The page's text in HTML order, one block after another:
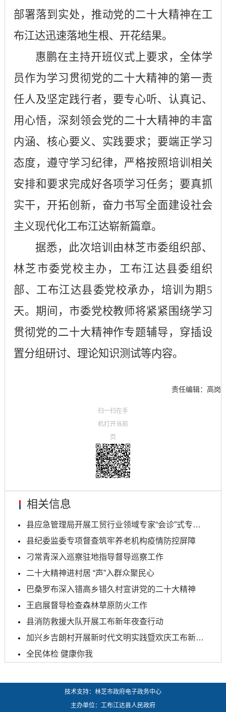
部署落到实处，推动党的二十大精神在工
布江达迅速落地生根、开花结果。
惠鹏在主持开班仪式上要求，全体学
员作为学习贯彻党的二十大精神的第一责
任人及坚定践行者，要专心听、认真记、
用心悟，深刻领会党的二十大精神的丰富
内涵、核心要义、实践要求；要端正学习
态度，遵守学习纪律，严格按照培训相关
安排和要求完成好各项学习任务；要真抓
实干，开拓创新，奋力书写全面建设社会
主义现代化工布江达崭新篇章。
据悉，此次培训由林芝市委组织部、
林芝市委党校主办，工布江达县委组织
部、工布江达县委党校承办，培训为期 5
天。期间，市委党校教师将紧紧围绕学习
贯彻党的二十大精神作专题辅导，穿插设
置分组研讨、理论知识测试等内容。
责任编辑：高岗
扫一扫在手
机打开当前
页
相关信息
县应急管理局开展工贸行业领域专家“会诊”式专项检...
县纪委监委专项督查筑牢养老机构疫情防控屏障
刁常青深入巡察驻地指导督导巡察工作
二十大精神进村居 “声”入群众聚民心
巴桑罗布深入错高乡错久村宣讲党的二十大精神
王启展督导检查森林草原防火工作
县消防救援大队开展工布新年夜查行动
加兴乡吉朗村开展新时代文明实践暨欢庆工布新年文艺...
全民体检 健康你我
技术支持：林芝市政府电子政务中心
主办单位：工布江达县人民政府